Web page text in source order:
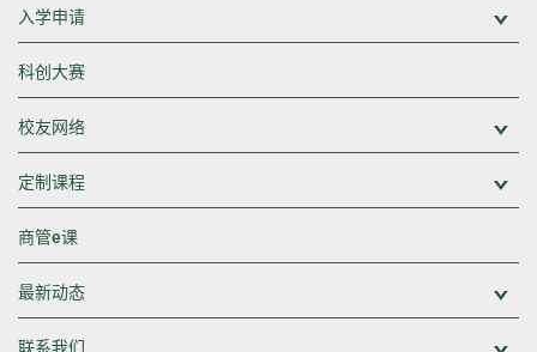
入学申请
科创大赛
校友网络
定制课程
商管e课
最新动态
联系我们